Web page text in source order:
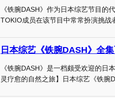
《铁腕DASH》作为日本综艺节目的
TOKIO成员在该节目中常常扮演挑
《铁腕DASH》是一档颇受欢迎的
灵疗愈的自然之旅】日本综艺《铁腕